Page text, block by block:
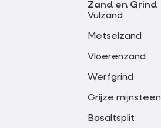
Zand en Grind
Vulzand
Metselzand
Vloerenzand
Werfgrind
Grijze mijnsteen
Basaltsplit